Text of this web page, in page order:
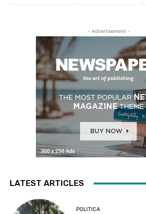
- Advertisement -
LATEST ARTICLES
POLITICA